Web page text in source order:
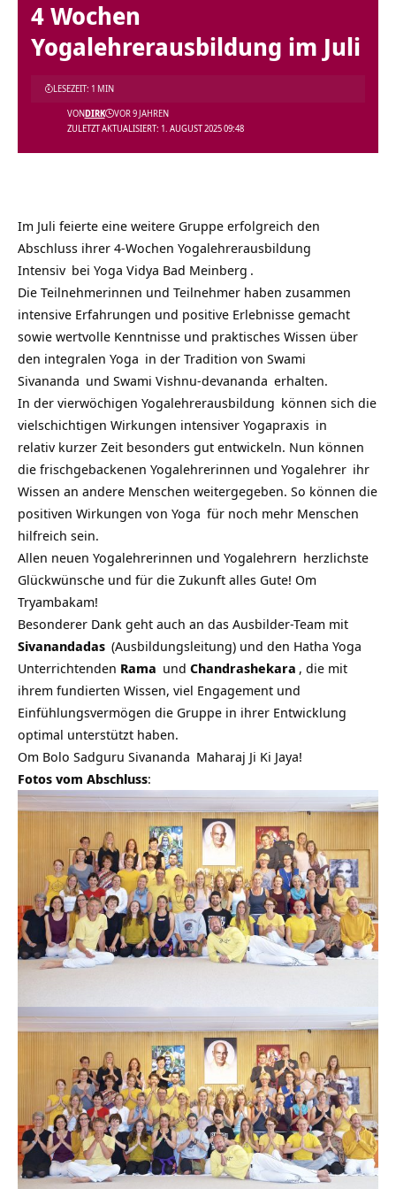
4 Wochen
Yogalehrerausbildung im Juli
ZULETZT AKTUALISIERT: 1. AUGUST 2025 09:48
VONDIRK VOR 9 JAHREN
LESEZEIT: 1 MIN
Im Juli feierte eine weitere Gruppe erfolgreich den
Abschluss ihrer 4-Wochen Yogalehrerausbildung
Intensiv bei Yoga Vidya Bad Meinberg .
Die Teilnehmerinnen und Teilnehmer haben zusammen
intensive Erfahrungen und positive Erlebnisse gemacht
sowie wertvolle Kenntnisse und praktisches Wissen über
den integralen Yoga in der Tradition von Swami
Sivananda und Swami Vishnu-devananda erhalten.
In der vierwöchigen Yogalehrerausbildung können sich die
vielschichtigen Wirkungen intensiver Yogapraxis in
relativ kurzer Zeit besonders gut entwickeln. Nun können
die frischgebackenen Yogalehrerinnen und Yogalehrer ihr
Wissen an andere Menschen weitergegeben. So können die
positiven Wirkungen von Yoga für noch mehr Menschen
hilfreich sein.
Allen neuen Yogalehrerinnen und Yogalehrern herzlichste
Glückwünsche und für die Zukunft alles Gute! Om
Tryambakam!
Besonderer Dank geht auch an das Ausbilder-Team mit
Sivanandadas (Ausbildungsleitung) und den Hatha Yoga
Unterrichtenden Rama und Chandrashekara , die mit
ihrem fundierten Wissen, viel Engagement und
Einfühlungsvermögen die Gruppe in ihrer Entwicklung
optimal unterstützt haben.
Om Bolo Sadguru Sivananda Maharaj Ji Ki Jaya!
Fotos vom Abschluss: